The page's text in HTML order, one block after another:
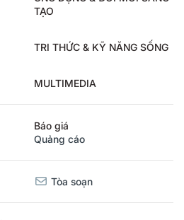
TẠO
TRI THỨC & KỸ NĂNG SỐNG
MULTIMEDIA
Báo giá
Quảng cáo
Tòa soạn